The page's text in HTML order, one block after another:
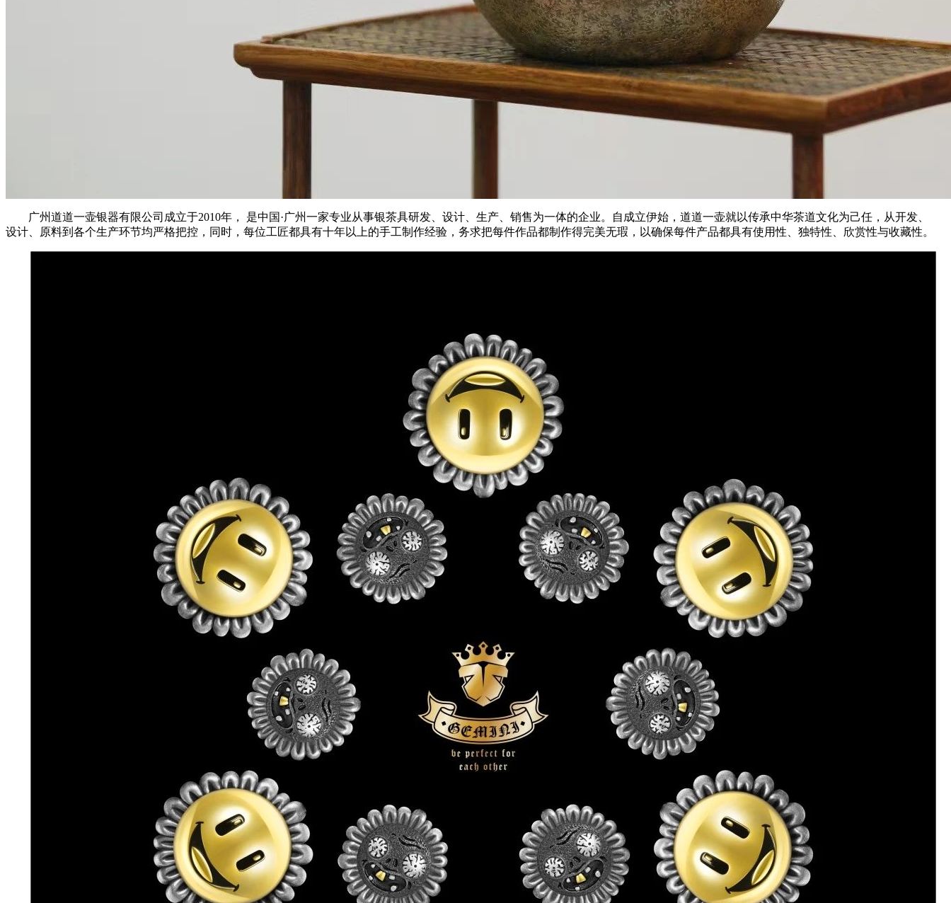
广州道道一壶银器有限公司成立于2010年， 是中国·广州一家专业从事银茶具研发、设计、生产、销售为一体的企业。自成立伊始，道道一壶就以传承中华茶道文化为己任，从开发、
设计、原料到各个生产环节均严格把控，同时，每位工匠都具有十年以上的手工制作经验，务求把每件作品都制作得完美无瑕，以确保每件产品都具有使用性、独特性、欣赏性与收藏性。